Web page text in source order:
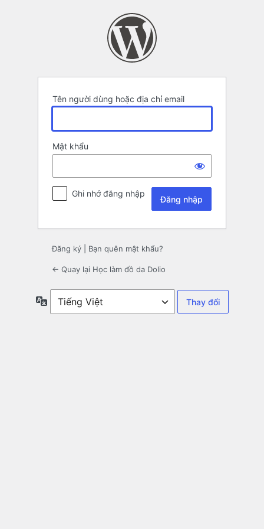
Tên người dùng hoặc địa chỉ email
Mật khẩu
Ghi nhớ đăng nhập
Đăng ký Bạn quên mật khẩu?
← Quay lại Học làm đồ da Dolio
Ngôn
ngữ